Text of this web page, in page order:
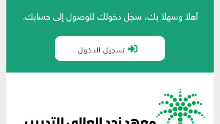
أهلاً وسهلاً بك، سجل دخولك للوصول إلى حسابك.
تسجيل الدخول